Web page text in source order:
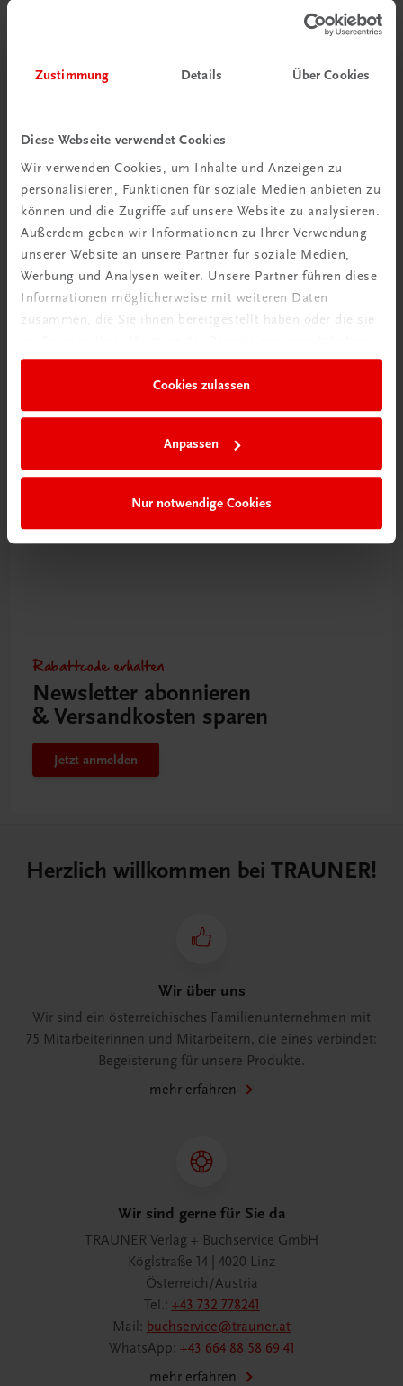
Zustimmung Details Über Cookies
Diese Webseite verwendet Cookies
Wir verwenden Cookies, um Inhalte und Anzeigen zu
personalisieren, Funktionen für soziale Medien anbieten zu
können und die Zugriffe auf unsere Website zu analysieren.
Außerdem geben wir Informationen zu Ihrer Verwendung
unserer Website an unsere Partner für soziale Medien,
Werbung und Analysen weiter. Unsere Partner führen diese
Informationen möglicherweise mit weiteren Daten
zusammen, die Sie ihnen bereitgestellt haben oder die sie
Cookies zulassen
Anpassen
Nur notwendige Cookies
Gastronomie
Die Kunst des Foodpairing
Genuss in der Küche
Rabattcode erhalten
Newsletter abonnieren
& Versandkosten sparen
Jetzt anmelden
Herzlich willkommen bei TRAUNER!
Wir über uns
Wir sind ein österreichisches Familienunternehmen mit
75 Mitarbeiterinnen und Mitarbeitern, die eines verbindet:
Begeisterung für unsere Produkte.
mehr erfahren
Wir sind gerne für Sie da
TRAUNER Verlag + Buchservice GmbH
Köglstraße 14 | 4020 Linz
Österreich/Austria
Tel.: +43 732 778241
Mail: buchservice@trauner.at
WhatsApp: +43 664 88 58 69 41
mehr erfahren